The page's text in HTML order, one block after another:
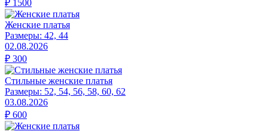
₽ 1500
Женские платья
Размеры: 42, 44
02.08.2026
₽ 300
Стильные женские платья
Размеры: 52, 54, 56, 58, 60, 62
03.08.2026
₽ 600